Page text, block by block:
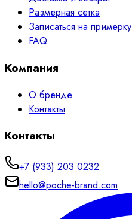
Размерная сетка
Записаться на примерку
FAQ
Компания
О бренде
Контакты
Контакты
+7 (933) 203 0232
hello@poche-brand.com